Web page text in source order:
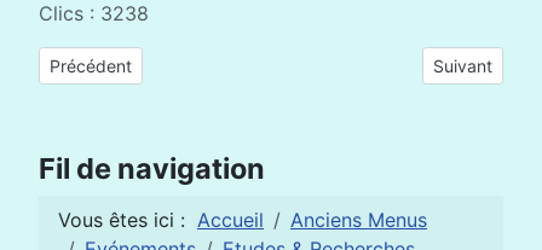
Clics : 3238
Article précédent : Les langues locales pour la citoyenneté
Précédent Article
Suivant
Fil de navigation
Vous êtes ici : Accueil
Anciens Menus